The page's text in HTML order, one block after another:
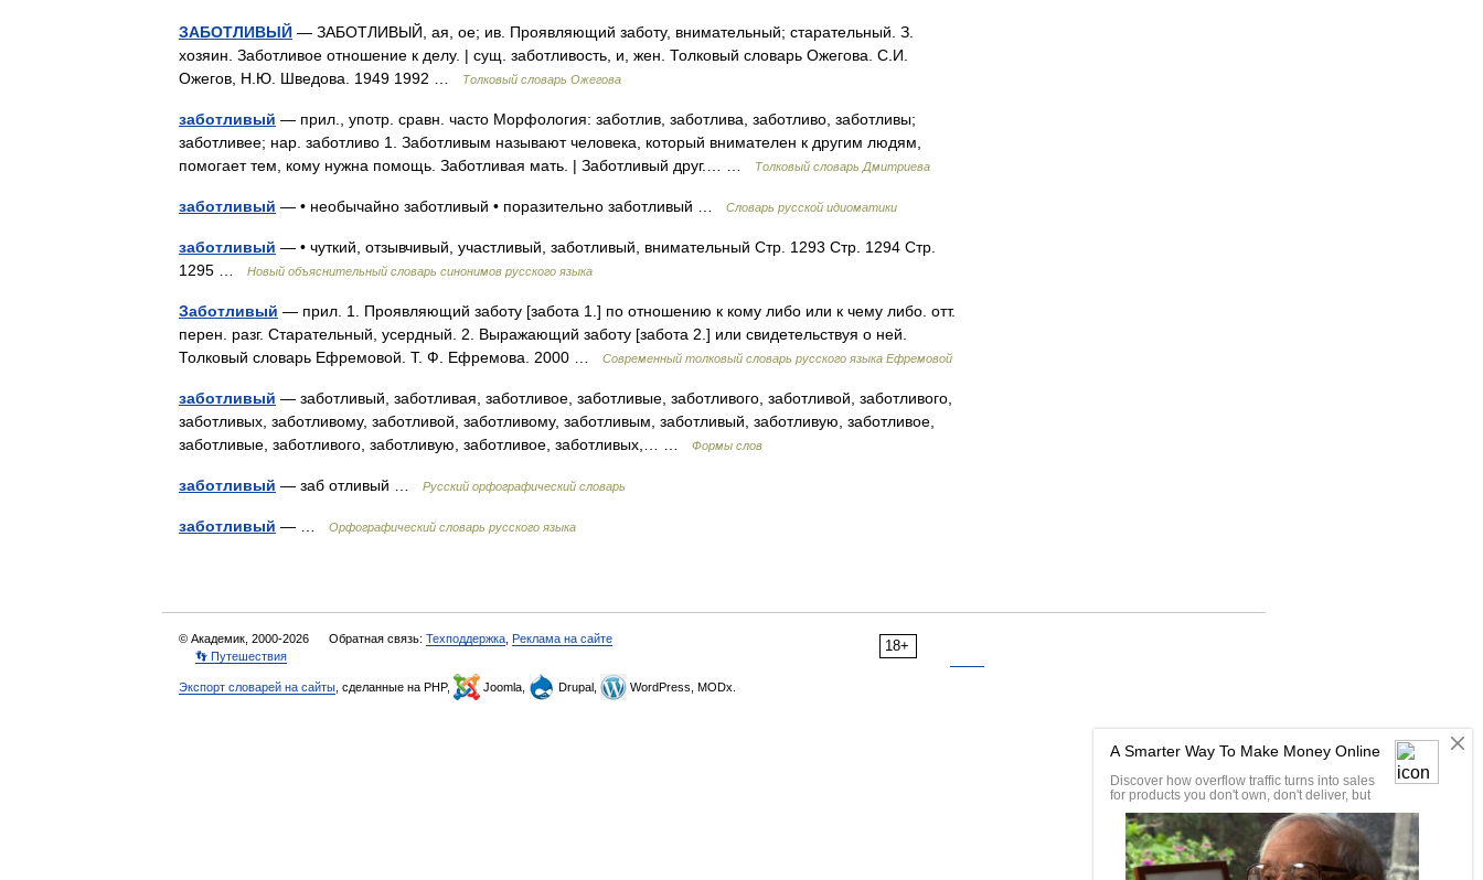
ЗАБОТЛИВЫЙ — ЗАБОТЛИВЫЙ, ая, ое; ив. Проявляющий заботу, внимательный; старательный. З.
хозяин. Заботливое отношение к делу. | сущ. заботливость, и, жен. Толковый словарь Ожегова. С.И.
Ожегов, Н.Ю. Шведова. 1949 1992 …
Толковый словарь Ожегова
заботливый — прил., употр. сравн. часто Морфология: заботлив, заботлива, заботливо, заботливы;
заботливее; нар. заботливо 1. Заботливым называют человека, который внимателен к другим людям,
помогает тем, кому нужна помощь. Заботливая мать. | Заботливый друг.… …
Толковый словарь Дмитриева
заботливый — • необычайно заботливый • поразительно заботливый … Словарь русской идиоматики
заботливый — • чуткий, отзывчивый, участливый, заботливый, внимательный Стр. 1293 Стр. 1294 Стр.
1295 …
Новый объяснительный словарь синонимов русского языка
Заботливый — прил. 1. Проявляющий заботу [забота 1.] по отношению к кому либо или к чему либо. отт.
перен. разг. Старательный, усердный. 2. Выражающий заботу [забота 2.] или свидетельствуя о ней.
Толковый словарь Ефремовой. Т. Ф. Ефремова. 2000 …
Современный толковый словарь русского языка Ефремовой
заботливый — заботливый, заботливая, заботливое, заботливые, заботливого, заботливой, заботливого,
заботливых, заботливому, заботливой, заботливому, заботливым, заботливый, заботливую, заботливое,
заботливые, заботливого, заботливую, заботливое, заботливых,… …
Формы слов
заботливый — заб отливый … Русский орфографический словарь
заботливый — … Орфографический словарь русского языка
18+
© Академик, 2000-2026 Обратная связь: Техподдержка Реклама на сайте
👣 Путешествия
Экспорт словарей на сайты , сделанные на PHP, Joomla, Drupal, WordPress, MODx.